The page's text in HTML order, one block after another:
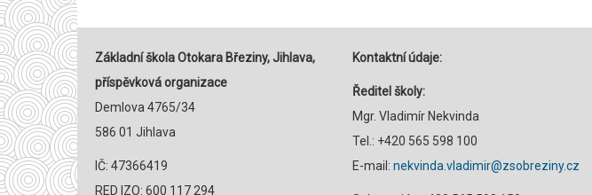
Základní škola Otokara Březiny, Jihlava,
příspěvková organizace
Demlova 4765/34
586 01 Jihlava
IČ: 47366419
RED IZO: 600 117 294
Kontaktní údaje:
Ředitel školy:
Mgr. Vladimír Nekvinda
Tel.: +420 565 598 100
E-mail: nekvinda.vladimir@zsobreziny.cz